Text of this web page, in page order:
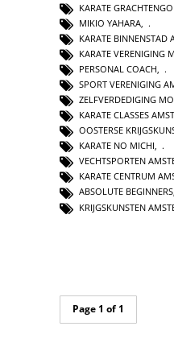
KARATE
MIKIO YAHARA
KARATE BINNENSTAD
KARATE VERENIGING
PERSONAL COACH
SPORT VERENIGING
ZELFVERDEDIGING
KARATE CLASSES
OOSTERSE
KARATE NO MICHI,
VECHTSPORTEN
KARATE CENTRUM
ABSOLUTE BEGINNERS,
KRIJGSKUNSTEN
Page 1 of 1